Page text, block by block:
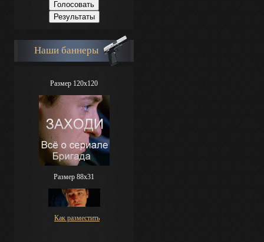
Наши баннеры
Размер 120x120
Размер 88х31
Как разместить